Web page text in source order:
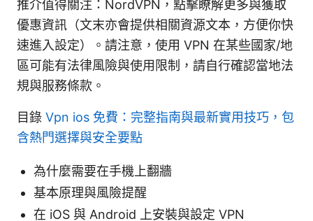
推介值得關注：NordVPN，點擊瞭解更多與獲取
優惠資訊（文末亦會提供相關資源文本，方便你快
速進入設定）。請注意，使用 VPN 在某些國家/地
區可能有法律風險與使用限制，請自行確認當地法
規與服務條款。
目錄 Vpn ios 免費：完整指南與最新實用技巧，包
含熱門選擇與安全要點
為什麼需要在手機上翻牆
基本原理與風險提醒
在 iOS 與 Android 上安裝與設定 VPN